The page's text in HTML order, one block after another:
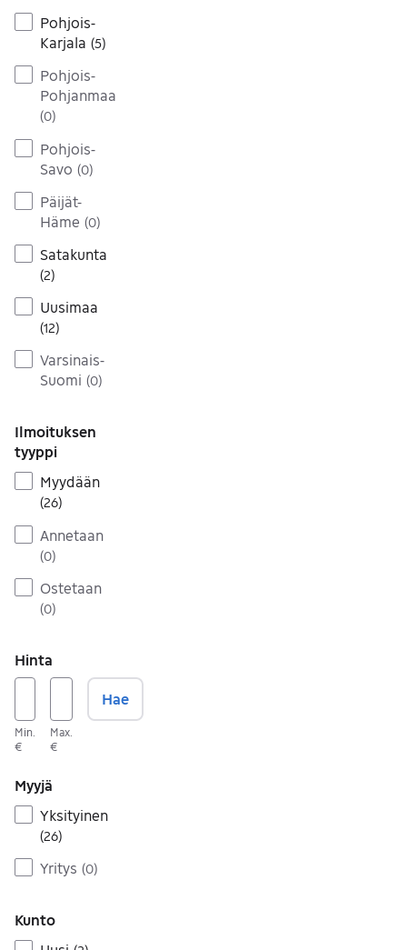
Pohjois-
Karjala (5)
Pohjois-
Pohjanmaa
(0)
Pohjois-
Savo (0)
Päijät-
Häme (0)
Satakunta
(2)
Uusimaa
(12)
Varsinais-
Suomi (0)
Ilmoituksen
tyyppi
Myydään
(26)
Annetaan
(0)
Ostetaan
(0)
Hinta
Min.
€
Max.
€
Hae
Myyjä
Yksityinen
(26)
Yritys (0)
Kunto